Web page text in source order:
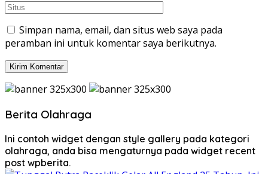
Simpan nama, email, dan situs web saya pada
peramban ini untuk komentar saya berikutnya.
Berita Olahraga
Ini contoh widget dengan style gallery pada kategori
olahraga, anda bisa mengaturnya pada widget recent
post wpberita.